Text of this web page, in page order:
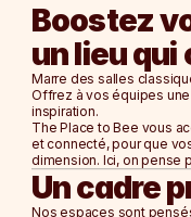
About
Soirée
Afterwork
Journée
Team Building
Boostez
un lieu
Marre des salles
Offrez à vos équipes
inspiration.
The Place to Bee vous
et connecté, pour que
dimension. Ici, on pense
Un cadre
Nos espaces sont